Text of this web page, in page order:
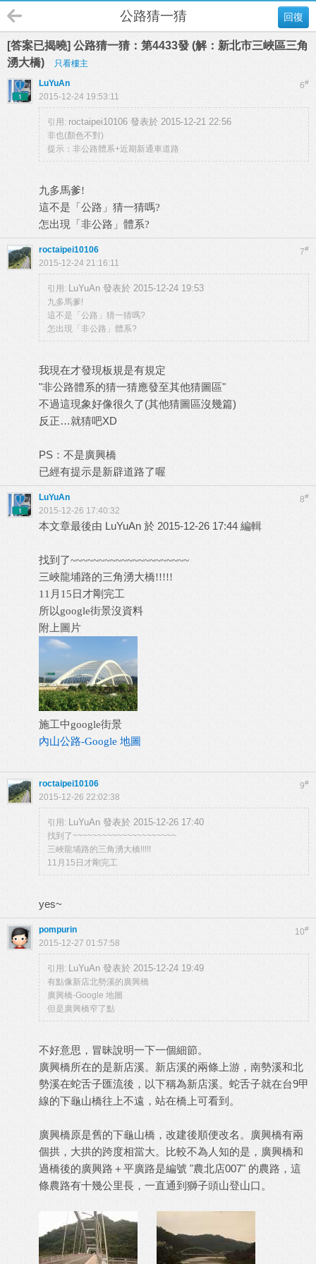
回復
公路猜一猜
[答案已揭曉] 公路猜一猜：第4433發 (解：新北市三峽區三角
湧大橋)
只看樓主
6#
LuYuAn
2015-12-24 19:53:11
引用: roctaipei10106 發表於 2015-12-21 22:56
非也(顏色不對)
提示：非公路體系+近期新通車道路
九多馬爹!
這不是「公路」猜一猜嗎?
怎出現「非公路」體系?
7#
roctaipei10106
2015-12-24 21:16:11
引用: LuYuAn 發表於 2015-12-24 19:53
九多馬爹!
這不是「公路」猜一猜嗎?
怎出現「非公路」體系?
我現在才發現板規是有規定
"非公路體系的猜一猜應發至其他猜圖區"
不過這現象好像很久了(其他猜圖區沒幾篇)
反正…就猜吧XD
PS：不是廣興橋
已經有提示是新辟道路了喔
8#
LuYuAn
2015-12-26 17:40:32
本文章最後由 LuYuAn 於 2015-12-26 17:44 編輯
找到了~~~~~~~~~~~~~~~~~~~~~
三峽龍埔路的三角湧大橋!!!!!
11月15日才剛完工
所以google街景沒資料
附上圖片
施工中google街景
內山公路-Google 地圖
9#
roctaipei10106
2015-12-26 22:02:38
引用: LuYuAn 發表於 2015-12-26 17:40
找到了~~~~~~~~~~~~~~~~~~~~~
三峽龍埔路的三角湧大橋!!!!!
11月15日才剛完工
yes~
10#
pompurin
2015-12-27 01:57:58
引用: LuYuAn 發表於 2015-12-24 19:49
有點像新店北勢溪的廣興橋
廣興橋-Google 地圖
但是廣興橋窄了點
不好意思，冒昧說明一下一個細節。
廣興橋所在的是新店溪。新店溪的兩條上游，南勢溪和北
勢溪在蛇舌子匯流後，以下稱為新店溪。蛇舌子就在台9甲
線的下龜山橋往上不遠，站在橋上可看到。
廣興橋原是舊的下龜山橋，改建後順便改名。廣興橋有兩
個拱，大拱的跨度相當大。比較不為人知的是，廣興橋和
過橋後的廣興路＋平廣路是編號 "農北店007" 的農路，這
條農路有十幾公里長，一直通到獅子頭山登山口。